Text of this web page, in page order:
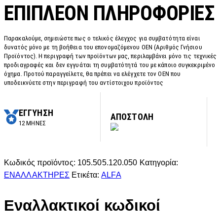
ΕΠΙΠΛΈΟΝ ΠΛΗΡΟΦΟΡΊΕΣ
Παρακαλούμε, σημειώστε πως ο τελικός έλεγχος για συμβατότητα είναι
δυνατός μόνο με τη βοήθεια του επονομαζόμενου OEN (Αριθμός Γνήσιου
Προϊόντος). Η περιγραφή των προϊόντων μας, περιλαμβάνει μόνο τις τεχνικές
προδιαγραφές και δεν εγγυάται τη συμβατότητά του με κάποιο συγκεκριμένο
όχημα. Προτού παραγγείλετε, θα πρέπει να ελέγχετε τον OEN που
υποδεικνύετε στην περιγραφή του αντίστοιχου προϊόντος
ΕΓΓΥΗΣΗ
12 ΜΗΝΕΣ
ΑΠΟΣΤΟΛΗ
Κωδικός προϊόντος: 105.505.120.050 Κατηγορία:
ΕΝΑΛΛΑΚΤΗΡΕΣ Ετικέτα:ALFA
Εναλλακτικοί κωδικοί